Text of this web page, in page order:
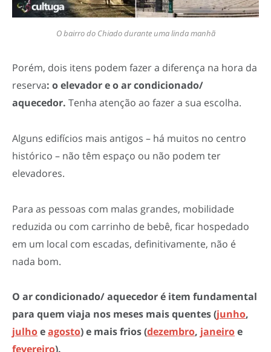
O bairro do Chiado durante uma linda manhã
Porém, dois itens podem fazer a diferença na hora da
reserva: o elevador e o ar condicionado/
aquecedor. Tenha atenção ao fazer a sua escolha.
Alguns edifícios mais antigos – há muitos no centro
histórico – não têm espaço ou não podem ter
elevadores.
Para as pessoas com malas grandes, mobilidade
reduzida ou com carrinho de bebê, ficar hospedado
em um local com escadas, definitivamente, não é
nada bom.
O ar condicionado/ aquecedor é item fundamental
para quem viaja nos meses mais quentes (junho,
julhoeagosto) e mais frios (dezembro, janeiroe
fevereiro).